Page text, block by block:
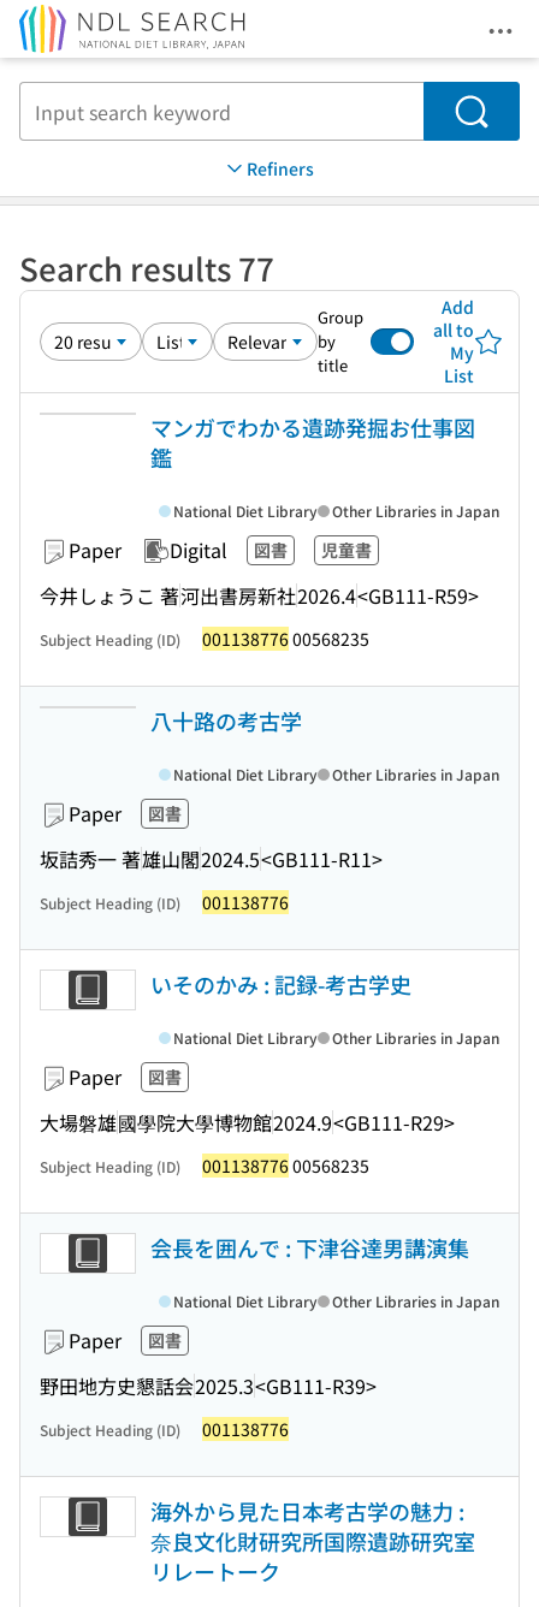
Search
Refiners
Search results 77
Group
by
title
Add
all to
My
List
マンガでわかる遺跡発掘お仕事図
鑑
Paper Digital 図書 児童書
今井しょうこ 著河出書房新社2026.4<GB111-R59>
National Diet Library Other Libraries in Japan
Subject Heading (ID) 00113877600568235
八十路の考古学
Paper 図書
坂詰秀一 著雄山閣2024.5<GB111-R11>
National Diet Library Other Libraries in Japan
Subject Heading (ID) 001138776
いそのかみ : 記録-考古学史
Paper 図書
大場磐雄國學院大學博物館2024.9<GB111-R29>
National Diet Library Other Libraries in Japan
Subject Heading (ID) 00113877600568235
会長を囲んで : 下津谷達男講演集
Paper 図書
野田地方史懇話会2025.3<GB111-R39>
National Diet Library Other Libraries in Japan
Subject Heading (ID) 001138776
海外から見た日本考古学の魅力 :
奈良文化財研究所国際遺跡研究室
リレートーク